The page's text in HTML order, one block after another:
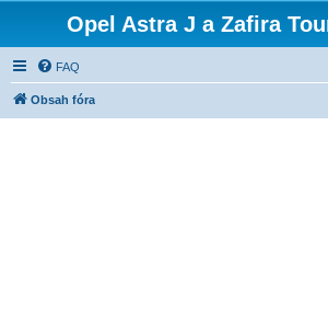
Opel Astra J a Zafira
FAQ
Obsah fóra